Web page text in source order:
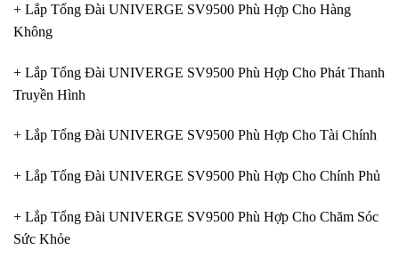
+ Lắp Tổng Đài UNIVERGE SV9500 Phù Hợp Cho Hàng
Không
+ Lắp Tổng Đài UNIVERGE SV9500 Phù Hợp Cho Phát Thanh
Truyền Hình
+ Lắp Tổng Đài UNIVERGE SV9500 Phù Hợp Cho Tài Chính
+ Lắp Tổng Đài UNIVERGE SV9500 Phù Hợp Cho Chính Phủ
+ Lắp Tổng Đài UNIVERGE SV9500 Phù Hợp Cho Chăm Sóc
Sức Khỏe